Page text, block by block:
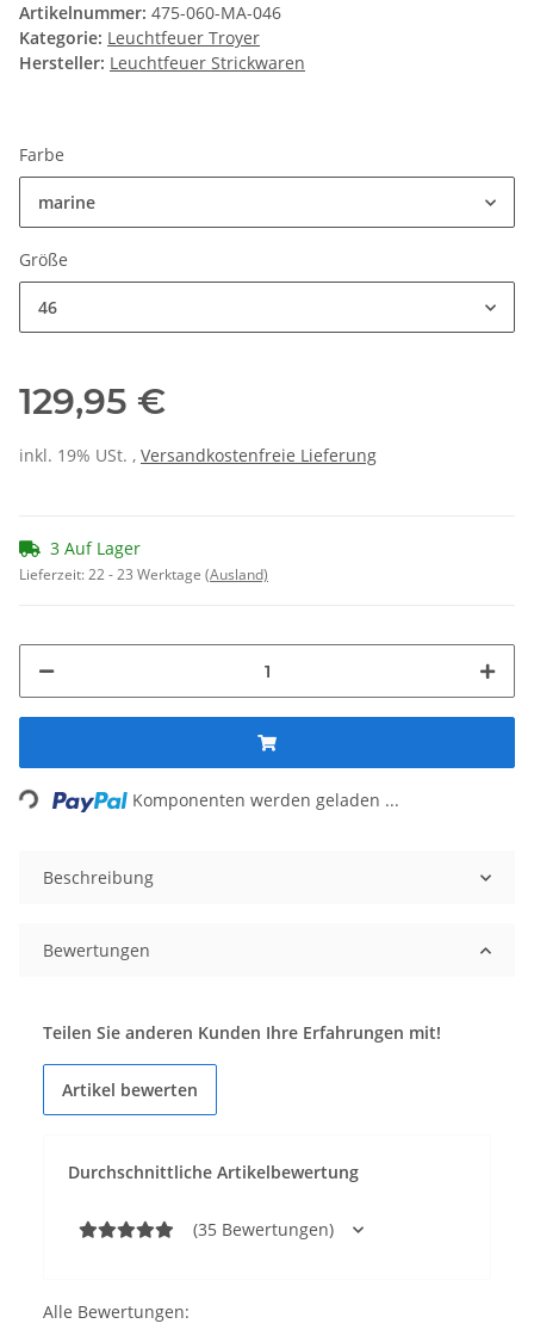
Artikelnummer: 475-060-MA-046
Kategorie: Leuchtfeuer Troyer
Hersteller: Leuchtfeuer Strickwaren
Farbe
marine
Größe
46
129,95 €
inkl. 19% USt. , Versandkostenfreie Lieferung
3 Auf Lager
Lieferzeit:22 - 23 Werktage (Ausland)
Loading... Komponenten werden geladen ...
Beschreibung
Bewertungen
Durchschnittliche Artikelbewertung
(35 Bewertungen)
Teilen Sie anderen Kunden Ihre Erfahrungen mit!
Artikel bewerten
Alle Bewertungen: